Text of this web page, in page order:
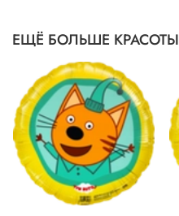
ЕЩЁ БОЛЬШЕ КРАСОТЫ